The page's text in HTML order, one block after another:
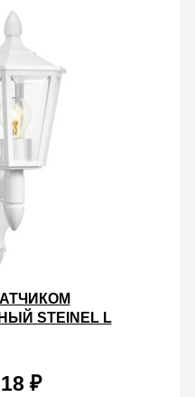
STEINEL L
₽